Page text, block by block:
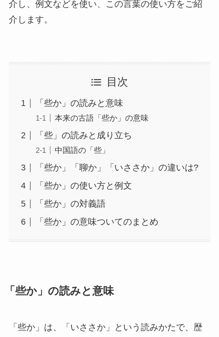
介し、例文などを使い、この言葉の使い方をご紹
介します。
目次
「些か」の読みと意味
本来の古語「些か」の意味
「些」の読みと成り立ち
中国語の「些」
「些か」「聊か」「いささか」の違いは?
「些か」の使い方と例文
「些か」の対義語
「些か」の意味ついてのまとめ
「些か」の読みと意味
「些か」は、「いささか」という読みかたで、歴